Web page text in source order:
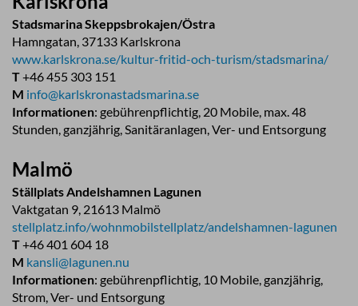
Stadsmarina Skeppsbrokajen/Östra
Hamngatan, 37133 Karlskrona
www.karlskrona.se/kultur-fritid-och-turism/stadsmarina/
T+46 455 303 151
M info@karlskronastadsmarina.se
Informationen: gebührenpflichtig, 20 Mobile, max. 48
Stunden, ganzjährig, Sanitäranlagen, Ver- und Entsorgung
Malmö
Ställplats Andelshamnen Lagunen
Vaktgatan 9, 21613 Malmö
stellplatz.info/wohnmobilstellplatz/andelshamnen-lagunen
T+46 401 604 18
M kansli@lagunen.nu
Informationen: gebührenpflichtig, 10 Mobile, ganzjährig,
Strom, Ver- und Entsorgung